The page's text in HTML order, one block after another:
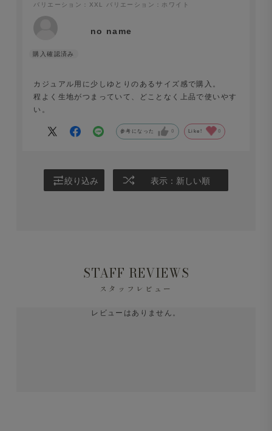
原綿は貴重なUSAピュアオーガニックコットンです。信頼
おり、原産地が科学的に証明可能な長綿原料をAlbini社の
紡績部門が糸にしております。
材特性としてご理解をお願いします。
バリエーション：XXL
バリエーション：ホワイト
no name
カジュアル用に少しゆとりのあるサイズ感で購入。
程よく生地がつまっていて、どことなく上品で使いやす
い。
参考になった 0 Like! 0
絞り込み 表示：新しい順
STAFF REVIEWS
スタッフレビュー
レビューはありません。